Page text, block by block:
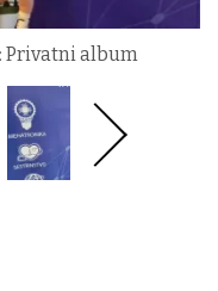
Privatni album